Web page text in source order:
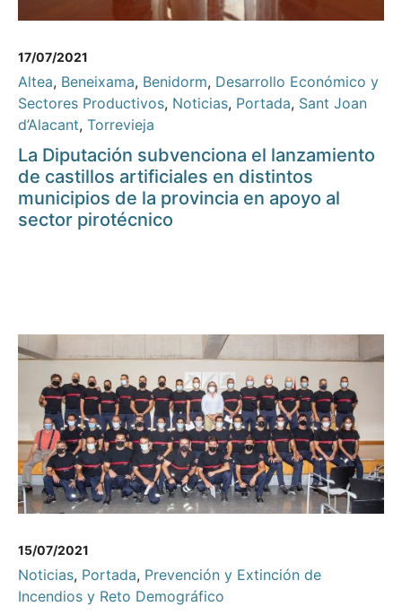
17/07/2021
Altea, Beneixama, Benidorm, Desarrollo Económico y
Sectores Productivos, Noticias, Portada, Sant Joan
d’Alacant, Torrevieja
La Diputación subvenciona el lanzamiento
de castillos artificiales en distintos
municipios de la provincia en apoyo al
sector pirotécnico
15/07/2021
Noticias, Portada, Prevención y Extinción de
Incendios y Reto Demográfico